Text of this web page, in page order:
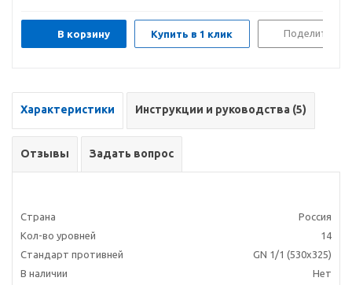
В корзину Купить в 1 клик Поделиться
Характеристики Инструкции и руководства (5)
Отзывы Задать вопрос
Страна
Россия
Кол-во уровней
14
Стандарт противней
GN 1/1 (530х325)
В наличии
Нет